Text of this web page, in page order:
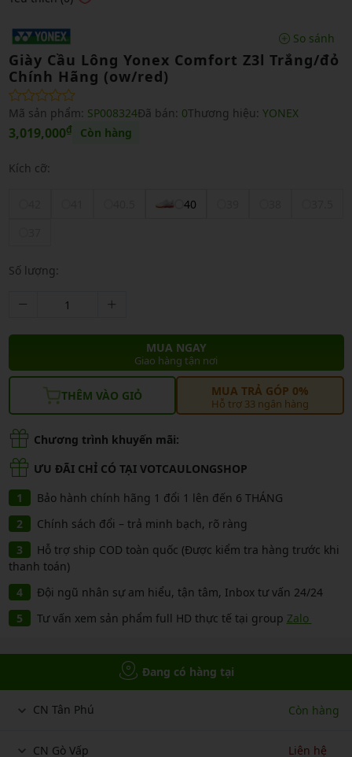
So sánh
Giày Cầu Lông Yonex Comfort Z3l Trắng/đỏ
Chính Hãng (ow/red)
Mã sản phẩm: SP008324Đã bán: 0Thương hiệu: YONEX
3,019,000₫ Còn hàng
Kích cỡ:
40
Số lượng:
MUA NGAY
Giao hàng tận nơi
THÊM VÀO GIỎ MUA TRẢ GÓP 0%
Hỗ trợ 33 ngân hàng
Chương trình khuyến mãi:
ƯU ĐÃI CHỈ CÓ TẠI VOTCAULONGSHOP
Bảo hành chính hãng 1 đổi 1 lên đến 6 THÁNG
Chính sách đổi – trả minh bạch, rõ ràng
Hỗ trợ ship COD toàn quốc (Được kiểm tra hàng trước khi
thanh toán)
Đội ngũ nhân sự am hiểu, tận tâm, Inbox tư vấn 24/24
Tư vấn xem sản phẩm full HD thực tế tại group Zalo
Đang có hàng tại
CN Tân Phú Còn hàng
CN Gò Vấp Liên hệ